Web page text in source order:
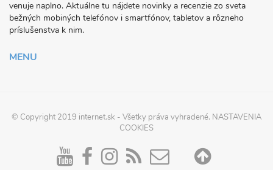
FONY.SK
venuje naplno. Aktuálne tu nájdete novinky a recenzie zo sveta
bežných mobiných telefónov i smartfónov, tabletov a rôzneho
príslušenstva k nim.
MENU
© Copyright 2019 internet.sk - Všetky práva vyhradené. NASTAVENIA
COOKIES